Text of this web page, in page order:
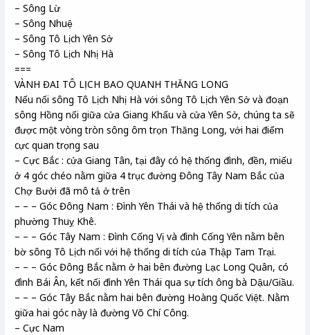
– Sông Lừ
– Sông Nhuệ
– Sông Tô Lịch Yên Sở
– Sông Tô Lịch Nhị Hà
===
VÀNH ĐAI TÔ LỊCH BAO QUANH THĂNG LONG
Nếu nối sông Tô Lịch Nhị Hà với sông Tô Lịch Yên Sở và đoạn
sông Hồng nối giữa cửa Giang Khẩu và cửa Yên Sở, chúng ta sẽ
được một vòng tròn sông ôm trọn Thăng Long, với hai điểm
cực quan trọng sau
– Cực Bắc : cửa Giang Tân, tại đây có hệ thống đình, đền, miếu
ở 4 góc chéo nằm giữa 4 trục đường Đông Tây Nam Bắc của
Chợ Bưởi đã mô tả ở trên
– – – Góc Đông Nam : Đình Yên Thái và hệ thống di tích của
phường Thuỵ Khê.
– – – Góc Tây Nam : Đình Cống Vị và đình Cống Yên nằm bên
bờ sông Tô Lịch nối với hệ thống di tích của Thập Tam Trại.
– – – Góc Đông Bắc nằm ở hai bên đường Lạc Long Quân, có
đình Bái Ân, kết nối đình Yên Thái qua sự tích ông bà Dậu/Giầu.
– – – Góc Tây Bắc nằm hai bên đường Hoàng Quốc Việt. Nằm
giữa hai góc này là đường Võ Chí Công.
– Cực Nam